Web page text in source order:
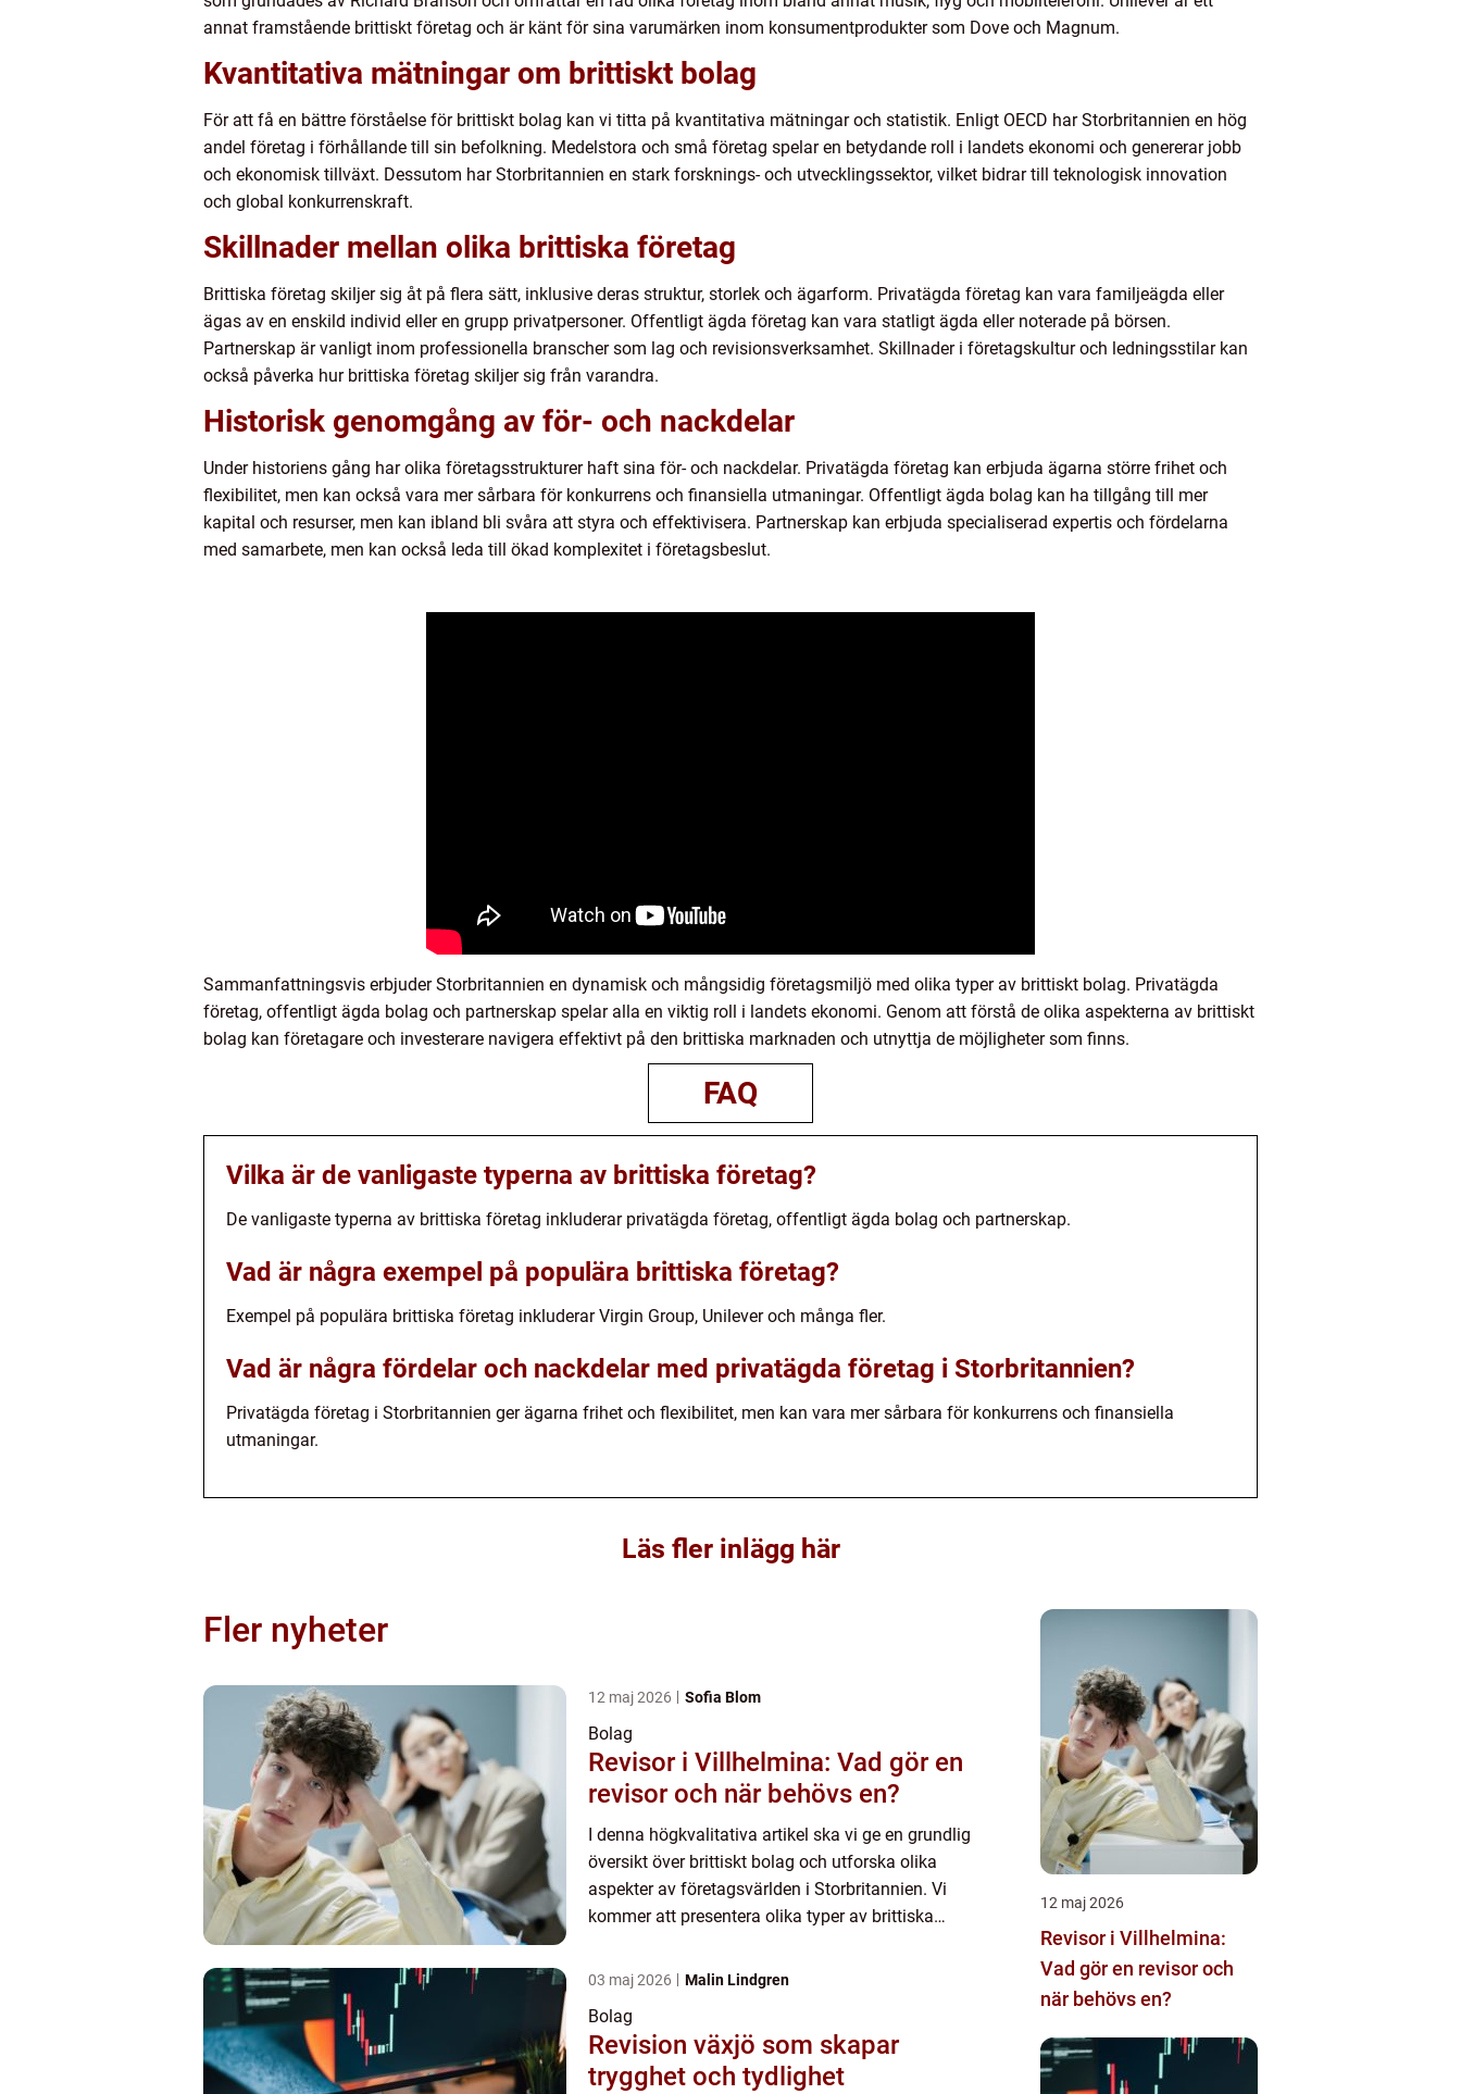
annat framstående brittiskt företag och är känt för sina varumärken inom konsumentprodukter som Dove och Magnum.
Kvantitativa mätningar om brittiskt bolag
För att få en bättre förståelse för brittiskt bolag kan vi titta på kvantitativa mätningar och statistik. Enligt OECD har Storbritannien en hög
andel företag i förhållande till sin befolkning. Medelstora och små företag spelar en betydande roll i landets ekonomi och genererar jobb
och ekonomisk tillväxt. Dessutom har Storbritannien en stark forsknings- och utvecklingssektor, vilket bidrar till teknologisk innovation
och global konkurrenskraft.
Skillnader mellan olika brittiska företag
Brittiska företag skiljer sig åt på flera sätt, inklusive deras struktur, storlek och ägarform. Privatägda företag kan vara familjeägda eller
ägas av en enskild individ eller en grupp privatpersoner. Offentligt ägda företag kan vara statligt ägda eller noterade på börsen.
Partnerskap är vanligt inom professionella branscher som lag och revisionsverksamhet. Skillnader i företagskultur och ledningsstilar kan
också påverka hur brittiska företag skiljer sig från varandra.
Historisk genomgång av för- och nackdelar
Under historiens gång har olika företagsstrukturer haft sina för- och nackdelar. Privatägda företag kan erbjuda ägarna större frihet och
flexibilitet, men kan också vara mer sårbara för konkurrens och finansiella utmaningar. Offentligt ägda bolag kan ha tillgång till mer
kapital och resurser, men kan ibland bli svåra att styra och effektivisera. Partnerskap kan erbjuda specialiserad expertis och fördelarna
med samarbete, men kan också leda till ökad komplexitet i företagsbeslut.
Sammanfattningsvis erbjuder Storbritannien en dynamisk och mångsidig företagsmiljö med olika typer av brittiskt bolag. Privatägda
företag, offentligt ägda bolag och partnerskap spelar alla en viktig roll i landets ekonomi. Genom att förstå de olika aspekterna av brittiskt
bolag kan företagare och investerare navigera effektivt på den brittiska marknaden och utnyttja de möjligheter som finns.
FAQ
Vilka är de vanligaste typerna av brittiska företag?
De vanligaste typerna av brittiska företag inkluderar privatägda företag, offentligt ägda bolag och partnerskap.
Vad är några exempel på populära brittiska företag?
Exempel på populära brittiska företag inkluderar Virgin Group, Unilever och många fler.
Vad är några fördelar och nackdelar med privatägda företag i Storbritannien?
Privatägda företag i Storbritannien ger ägarna frihet och flexibilitet, men kan vara mer sårbara för konkurrens och finansiella
utmaningar.
Läs fler inlägg här
Fler nyheter
12 maj 2026 Sofia Blom
Bolag
Revisor i Villhelmina: Vad gör en
revisor och när behövs en?
I denna högkvalitativa artikel ska vi ge en grundlig
översikt över brittiskt bolag och utforska olika
aspekter av företagsvärlden i Storbritannien. Vi
kommer att presentera olika typer av brittiska
som...
03 maj 2026 Malin Lindgren
Bolag
Revision växjö som skapar
trygghet och tydlighet
12 maj 2026
Revisor i Villhelmina:
Vad gör en revisor och
när behövs en?